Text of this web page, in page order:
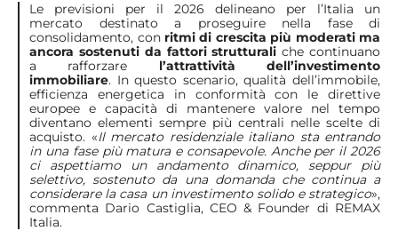
Le previsioni per il 2026 delineano per l’Italia un
mercato destinato a proseguire nella fase di
consolidamento, con ritmi di crescita più moderati ma
ancora sostenuti da fattori strutturali che continuano
a rafforzare l’attrattività dell’investimento
immobiliare. In questo scenario, qualità dell’immobile,
efficienza energetica in conformità con le direttive
europee e capacità di mantenere valore nel tempo
diventano elementi sempre più centrali nelle scelte di
acquisto. «Il mercato residenziale italiano sta entrando
in una fase più matura e consapevole. Anche per il 2026
ci aspettiamo un andamento dinamico, seppur più
selettivo, sostenuto da una domanda che continua a
considerare la casa un investimento solido e strategico»,
commenta Dario Castiglia, CEO & Founder di REMAX
Italia.